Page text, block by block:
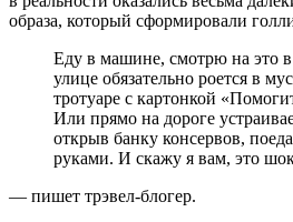
образа, который сформировали
Еду в машине, смотрю на это в
улице обязательно роется в
тротуаре с картонкой
Или прямо на дороге
открыв банку консервов,
руками. И скажу я вам, это
— пишет трэвел-блогер.